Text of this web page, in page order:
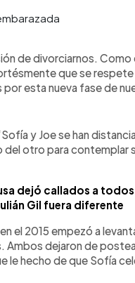
de divorciarnos. Como
que se
esta nueva fase de
y Joe se han
otro para contemplar
dejó callados a todos
Gil fuera diferente
el 2015 empezó a
Ambos dejaron de
le hecho de que Sofía